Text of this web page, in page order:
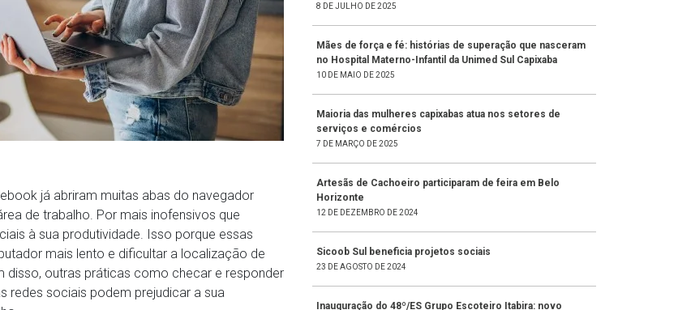
já abriram muitas abas do navegador
de trabalho. Por mais inofensivos que
à sua produtividade. Isso porque essas
mais lento e dificultar a localização de
outras práticas como checar e responder
redes sociais podem prejudicar a sua
8 DE JULHO DE 2025
Mães de força e fé: histórias de superação que nasceram
no Hospital Materno-Infantil da Unimed Sul Capixaba
10 DE MAIO DE 2025
Maioria das mulheres capixabas atua nos setores de
serviços e comércios
7 DE MARÇO DE 2025
Artesãs de Cachoeiro participaram de feira em Belo
Horizonte
12 DE DEZEMBRO DE 2024
Sicoob Sul beneficia projetos sociais
23 DE AGOSTO DE 2024
Inauguração do 48º/ES Grupo Escoteiro Itabira: novo